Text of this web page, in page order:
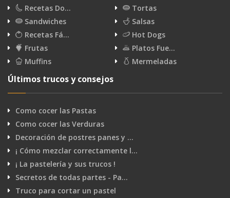
Recetas Do…
Tortas
Sandwiches
Salsas
Recetas Fá…
Hot Dogs
Frutas
Platos Fue…
Muffins
Mermeladas
Últimos trucos y consejos
Como cocer las Pastas
Como cocer las Verduras
Decoración de postres panes y …
¡ Cómo mezclar correctamente l…
¡ La pastelería y sus trucos !
Secretos de todas partes - Pa…
Truco para cortar un pastel